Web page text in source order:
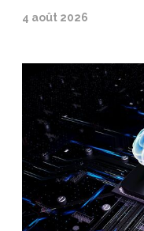
4 août 2026